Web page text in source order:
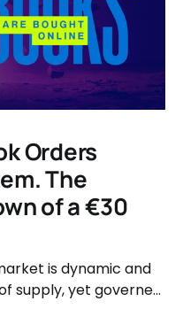
Orders
The
of a €30
is dynamic and
supply, yet governed